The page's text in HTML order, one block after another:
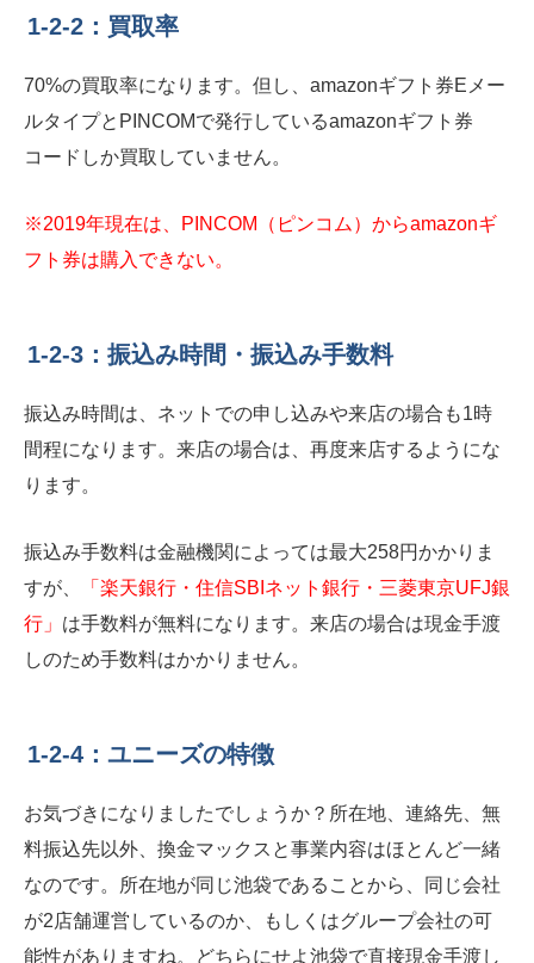
1-2-2：買取率
70%の買取率になります。但し、amazonギフト券Eメー
ルタイプとPINCOMで発行しているamazonギフト券
コードしか買取していません。
※2019年現在は、PINCOM（ピンコム）からamazonギ
フト券は購入できない。
1-2-3：振込み時間・振込み手数料
振込み時間は、ネットでの申し込みや来店の場合も1時
間程になります。来店の場合は、再度来店するようにな
ります。
振込み手数料は金融機関によっては最大258円かかりま
すが、
「楽天銀行・住信SBIネット銀行・三菱東京UFJ銀
行」 は手数料が無料になります。来店の場合は現金手渡
しのため手数料はかかりません。
1-2-4：ユニーズの特徴
お気づきになりましたでしょうか？所在地、連絡先、無
料振込先以外、換金マックスと事業内容はほとんど一緒
なのです。所在地が同じ池袋であることから、同じ会社
が2店舗運営しているのか、もしくはグループ会社の可
能性がありますね。どちらにせよ池袋で直接現金手渡し